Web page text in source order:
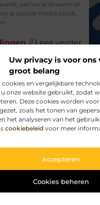
Uw privacy is voor ons
groot belang
cookies en vergelijkbare
onze website gebruikt, zodat
Deze cookies worden
zoals het tonen van
het analyseren van het
cookiebeleid voor meer
Accepteren
Cookies beheren
een serie streamt of
je sociale media scrolt,
// Lees verder
in
Vergelijking tussen
en
Twee belangrijke
duurzaam wonen zijn
van zonnepanelen voor